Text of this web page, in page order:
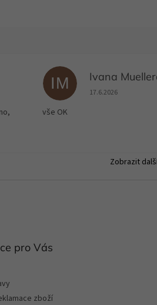
5 z 5 hvězdiček.IM Ivana
Hodnocení
17.6.2026
vše OK
Zobrazit
pro Vás
zboží